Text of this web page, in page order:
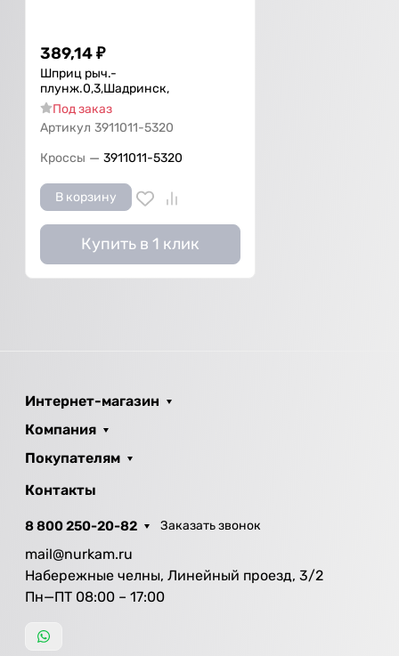
389,14₽
Шприц рыч.-
плунж.0,3,Шадринск,
Под заказ
Артикул 3911011-5320
Кроссы — 3911011-5320
В корзину
Купить в 1 клик
Интернет-магазин
Компания
Покупателям
Контакты
8 800 250-20-82 Заказать звонок
mail@nurkam.ru
Набережные челны, Линейный проезд, 3/2
Пн—ПТ 08:00 – 17:00